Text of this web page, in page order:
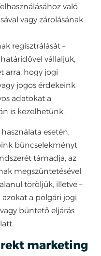
való
vagy zárolásának
regisztrálását –
határidővel vállaljuk,
arra, hogy jogi
jogos érdekeink
adatokat a
is kezelhetünk.
esetén,
bűncselekményt
támadja, az
megszüntetésével
töröljük, illetve –
azokat a polgári jogi
büntető eljárás
marketing